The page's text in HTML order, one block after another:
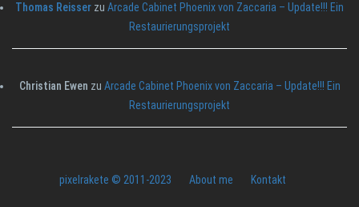
Thomas Reisser zu Arcade Cabinet Phoenix von Zaccaria – Update!!! Ein
Restaurierungsprojekt
Christian Ewen zu Arcade Cabinet Phoenix von Zaccaria – Update!!! Ein
Restaurierungsprojekt
pixelrakete © 2011-2023 About me Kontakt